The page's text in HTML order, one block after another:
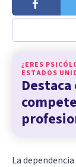
¿ERES
ESTADOS
La